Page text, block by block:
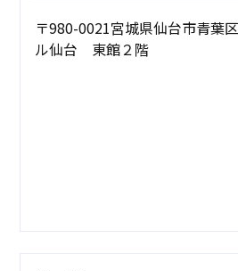
〒980-0021宮城県仙台市青
ル仙台 東館２階